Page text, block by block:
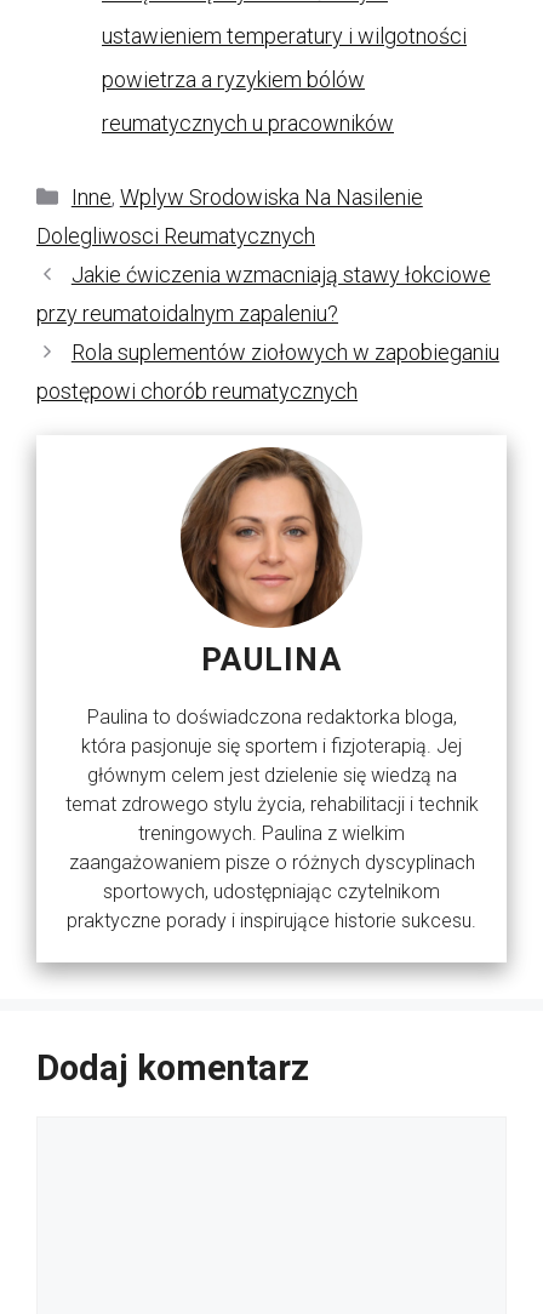
ustawieniem temperatury i wilgotności
powietrza a ryzykiem bólów
reumatycznych u pracowników
Kategorie
Inne, Wplyw Srodowiska Na Nasilenie
Dolegliwosci Reumatycznych
Jakie ćwiczenia wzmacniają stawy łokciowe
przy reumatoidalnym zapaleniu?
Rola suplementów ziołowych w zapobieganiu
postępowi chorób reumatycznych
PAULINA
Paulina to doświadczona redaktorka bloga,
która pasjonuje się sportem i fizjoterapią. Jej
głównym celem jest dzielenie się wiedzą na
temat zdrowego stylu życia, rehabilitacji i technik
treningowych. Paulina z wielkim
zaangażowaniem pisze o różnych dyscyplinach
sportowych, udostępniając czytelnikom
praktyczne porady i inspirujące historie sukcesu.
Dodaj komentarz